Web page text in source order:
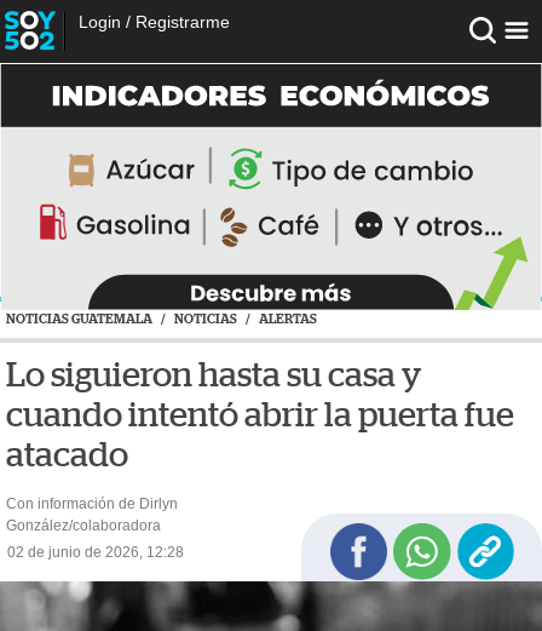
Login / Registrarme
NOTICIAS GUATEMALA / NOTICIAS / ALERTAS
Lo siguieron hasta su casa y
cuando intentó abrir la puerta fue
atacado
Con información de Dirlyn
González/colaboradora
02 de junio de 2026, 12:28